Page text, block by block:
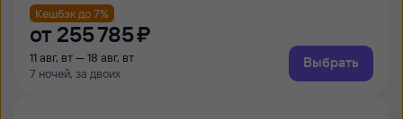
Кешбэк до 7%
от 255 ⁠785 ⁠₽
11 авг, вт — 18 авг, вт
7 ночей, за двоих
Выбрать